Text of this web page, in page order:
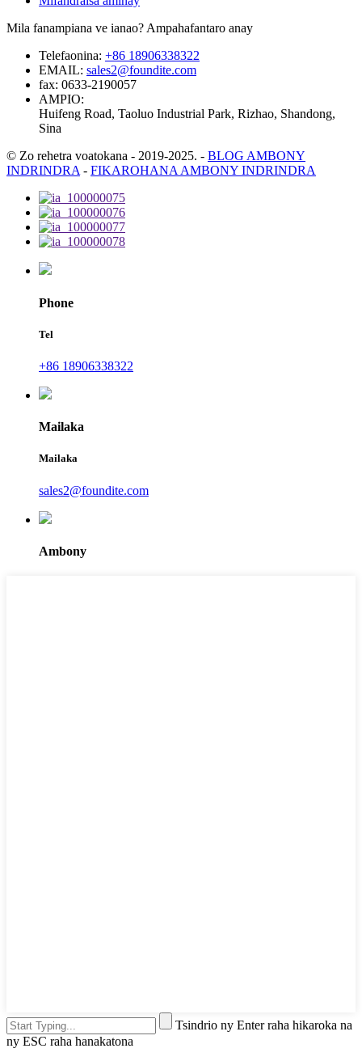
Mila fanampiana ve ianao? Ampahafantaro anay
Telefaonina: +86 18906338322
EMAIL: sales2@foundite.com
fax: 0633-2190057
AMPIO:
Huifeng Road, Taoluo Industrial Park, Rizhao, Shandong,
Sina
© Zo rehetra voatokana - 2019-2025. - BLOG AMBONY
INDRINDRA - FIKAROHANA AMBONY INDRINDRA
Phone
Tel
+86 18906338322
Mailaka
Mailaka
sales2@foundite.com
Ambony
Tsindrio ny Enter raha hikaroka na
ny ESC raha hanakatona